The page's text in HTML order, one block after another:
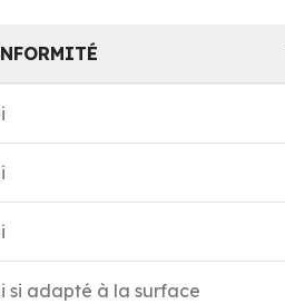
si adapté à la surface